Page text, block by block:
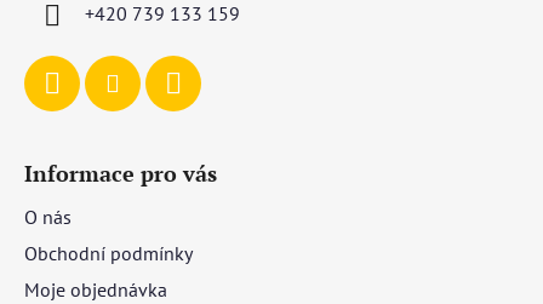
+420 739 133 159
Informace pro vás
O nás
Obchodní podmínky
Moje objednávka